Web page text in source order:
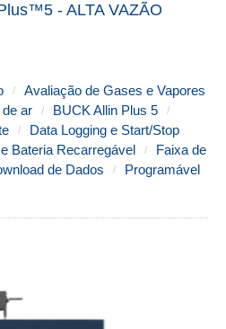
- ALTA VAZÃO
Avaliação de Gases e Vapores
ar
BUCK Allin Plus 5
Data Logging e Start/Stop
Bateria Recarregável
Faixa de
de Dados
Programável